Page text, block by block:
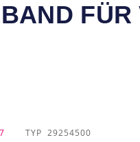
TYP 29254500